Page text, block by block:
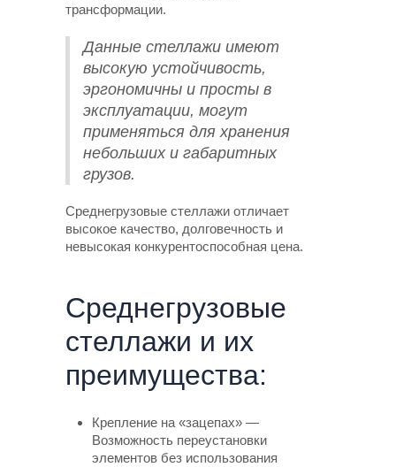
трансформации.
Данные стеллажи имеют
высокую устойчивость,
эргономичны и просты в
эксплуатации, могут
применяться для хранения
небольших и габаритных
грузов.
Среднегрузовые стеллажи отличает
высокое качество, долговечность и
невысокая конкурентоспособная цена.
Среднегрузовые
стеллажи и их
преимущества:
Крепление на «зацепах» —
Возможность переустановки
элементов без использования